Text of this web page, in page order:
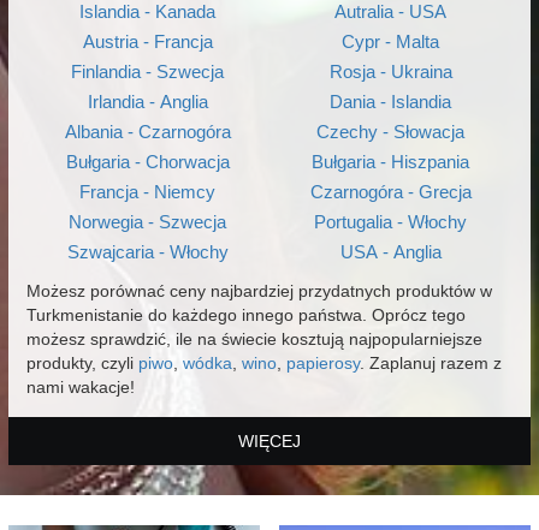
Islandia - Kanada
Austria - Francja
Finlandia - Szwecja
Irlandia - Anglia
Albania - Czarnogóra
Bułgaria - Chorwacja
Francja - Niemcy
Norwegia - Szwecja
Szwajcaria - Włochy
Autralia - USA
Cypr - Malta
Rosja - Ukraina
Dania - Islandia
Czechy - Słowacja
Bułgaria - Hiszpania
Czarnogóra - Grecja
Portugalia - Włochy
USA - Anglia
Możesz porównać ceny najbardziej przydatnych produktów w
Turkmenistanie do każdego innego państwa. Oprócz tego
możesz sprawdzić, ile na świecie kosztują najpopularniejsze
produkty, czyli piwo wódka wino papierosy. Zaplanuj razem z
nami wakacje!
WIĘCEJ